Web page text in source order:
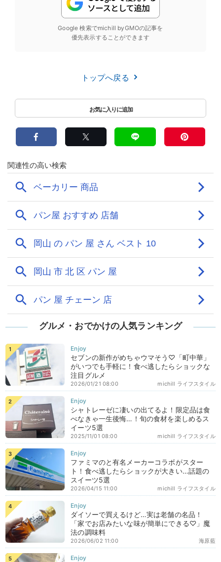
Google 検索でmichill byGMOの記事を
優先表示することができます
トップへ戻る
グルメ・おでかけの人気ランキング
セブンの新作がめちゃウマそう♡「町中華」
がいつでも手軽に！食べ逃したらショックな
注目グルメ
michill ライフスタイル
2026/01/21 08:00
シャトレーゼに凄いの出てるよ！限定品は食
べなきゃ一生後悔…！旬の食材を楽しめるス
イーツ5選
michill ライフスタイル
2025/11/01 08:00
ファミマのと有名メーカーコラボがスター
ト！食べ逃したらショックが大きい…話題の
スイーツ5選
michill ライフスタイル
2026/04/15 11:00
ダイソーで買えるけど…実は老舗の名品！
「家でお店みたいな味が簡単にできる♡」魔
法の調味料
海原藍
2026/06/02 11:00